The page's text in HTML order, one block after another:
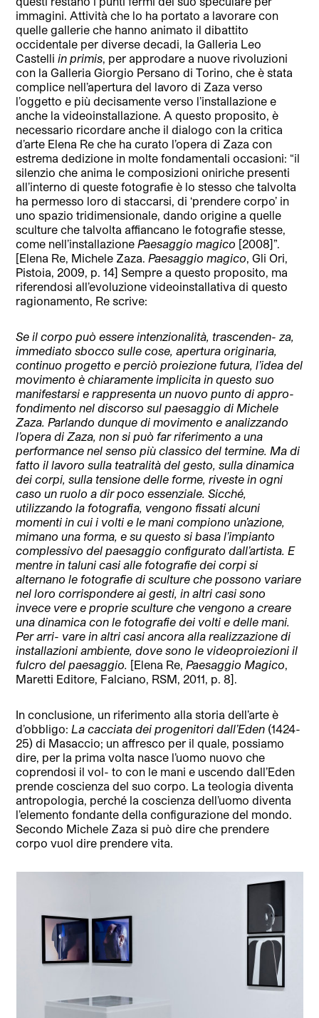
immagini. Attività che lo ha portato a lavorare con
quelle gallerie che hanno animato il dibattito
occidentale per diverse decadi, la Galleria Leo
Castelliin primis, per approdare a nuove rivoluzioni
con la Galleria Giorgio Persano di Torino, che è stata
complice nell’apertura del lavoro di Zaza verso
l’oggetto e più decisamente verso l’installazione e
anche la videoinstallazione. A questo proposito, è
necessario ricordare anche il dialogo con la critica
d’arte Elena Re che ha curato l’opera di Zaza con
estrema dedizione in molte fondamentali occasioni: “il
silenzio che anima le composizioni oniriche presenti
all’interno di queste fotografie è lo stesso che talvolta
ha permesso loro di staccarsi, di ‘prendere corpo’ in
uno spazio tridimensionale, dando origine a quelle
sculture che talvolta affiancano le fotografie stesse,
come nell’installazionePaesaggio magico [2008]”.
[Elena Re, Michele Zaza.Paesaggio magico, Gli Ori,
Pistoia, 2009, p. 14] Sempre a questo proposito, ma
riferendosi all’evoluzione videoinstallativa di questo
ragionamento, Re scrive:
Se il corpo può essere intenzionalità, trascenden- za,
immediato sbocco sulle cose, apertura originaria,
continuo progetto e perciò proiezione futura, l’idea del
movimento è chiaramente implicita in questo suo
manifestarsi e rappresenta un nuovo punto di appro-
fondimento nel discorso sul paesaggio di Michele
Zaza. Parlando dunque di movimento e analizzando
l’opera di Zaza, non si può far riferimento a una
performance nel senso più classico del termine. Ma di
fatto il lavoro sulla teatralità del gesto, sulla dinamica
dei corpi, sulla tensione delle forme, riveste in ogni
caso un ruolo a dir poco essenziale. Sicché,
utilizzando la fotografia, vengono fissati alcuni
momenti in cui i volti e le mani compiono un’azione,
mimano una forma, e su questo si basa l’impianto
complessivo del paesaggio configurato dall’artista. E
mentre in taluni casi alle fotografie dei corpi si
alternano le fotografie di sculture che possono variare
nel loro corrispondere ai gesti, in altri casi sono
invece vere e proprie sculture che vengono a creare
una dinamica con le fotografie dei volti e delle mani.
Per arri- vare in altri casi ancora alla realizzazione di
installazioni ambiente, dove sono le videoproiezioni il
fulcro del paesaggio. [Elena Re,Paesaggio Magico,
Maretti Editore, Falciano, RSM, 2011, p. 8].
In conclusione, un riferimento alla storia dell’arte è
d’obbligo:La cacciata dei progenitori dall’Eden (1424-
25) di Masaccio; un affresco per il quale, possiamo
dire, per la prima volta nasce l’uomo nuovo che
coprendosi il vol- to con le mani e uscendo dall’Eden
prende coscienza del suo corpo. La teologia diventa
antropologia, perché la coscienza dell’uomo diventa
l’elemento fondante della configurazione del mondo.
Secondo Michele Zaza si può dire che prendere
corpo vuol dire prendere vita.